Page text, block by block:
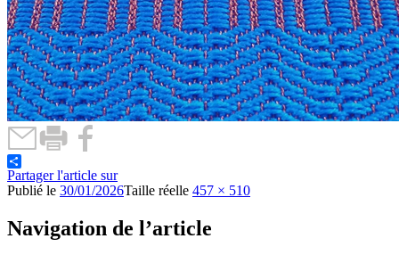
Partager l'article sur
Publié le 30/01/2026Taille réelle 457 × 510
Navigation de l’article